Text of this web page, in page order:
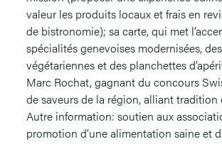
valeur les produits locaux et frais en
de bistronomie); sa carte, qui met
spécialités genevoises modernisées,
végétariennes et des planchettes
Marc Rochat, gagnant du concours
de saveurs de la région, alliant
Autre information: soutien aux
promotion d’une alimentation saine et